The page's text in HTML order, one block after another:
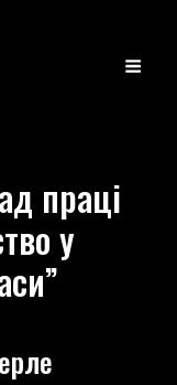
праці
у